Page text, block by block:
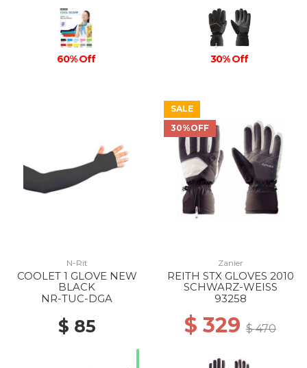
60% Off 30% Off
N-Rit
COOLET 1 GLOVE NEW
BLACK
NR-TUC-DGA
$ 85
SALE
30%OFF
Zanier
REITH STX GLOVES 2010
SCHWARZ-WEISS
93258
$ 329 $ 470